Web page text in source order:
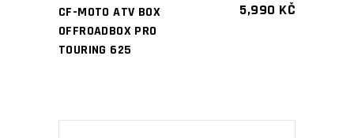
CF-MOTO ATV BOX
OFFROADBOX PRO
TOURING 625
5,990 KČ